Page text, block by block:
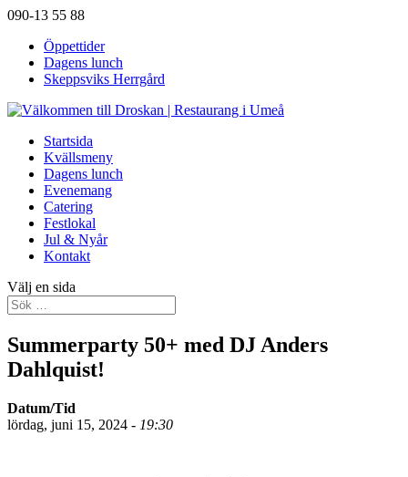
090-13 55 88
Öppettider
Dagens lunch
Skeppsviks Herrgård
Startsida
Kvällsmeny
Dagens lunch
Evenemang
Catering
Festlokal
Jul & Nyår
Kontakt
Välj en sida
Summerparty 50+ med DJ Anders
Dahlquist!
Datum/Tid
lördag, juni 15, 2024 - 19:30